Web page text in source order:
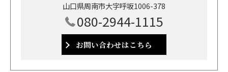
山口県周南市大字呼坂1006-378
080-2944-1115
お問い合わせはこちら